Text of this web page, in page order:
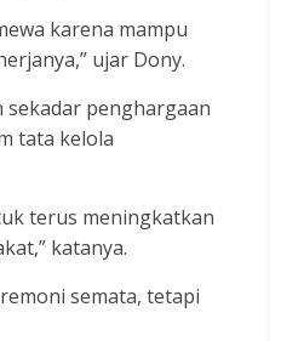
karena mampu
ujar Dony.
sekadar penghargaan
tata kelola
terus meningkatkan
katanya.
semata, tetapi